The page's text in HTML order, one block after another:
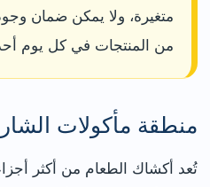
متغيرة، ولا يمكن ضمان
من المنتجات في كل يوم
منطقة مأكولات
تُعد أكشاك الطعام من أكثر